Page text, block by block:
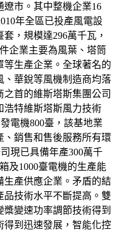
市。其中整機企業16
年全區已投產風電設
，規模達296萬千瓦，
企業主要為風葉、塔筒
生產企業。全球著名的
、華銳等風機制造商均落
首的維斯塔斯集團公司
浩特維斯塔斯風力技術
電機800臺，該基地業
、銷售和售後服務所有環
現已具備年產300萬千
及1000臺電機的生產能
生產供應企業。矛盾的結
品技術水平不斷提高。雙
變速功率調節技術得到
得到迅速發展，智能化控